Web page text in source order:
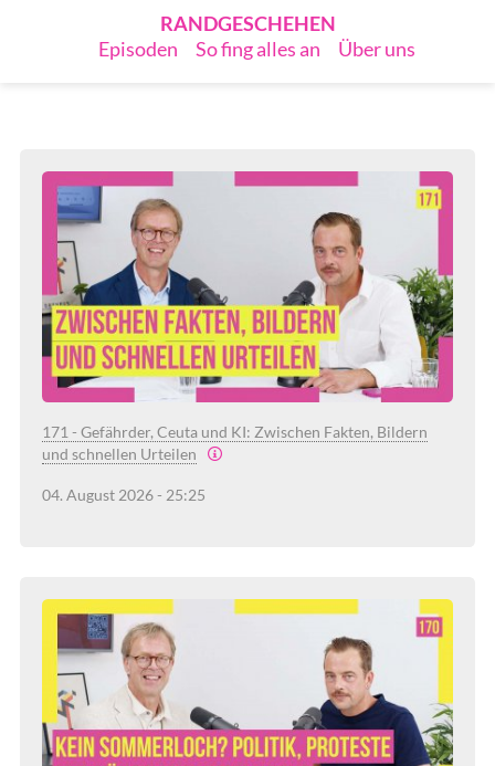
RANDGESCHEHEN
Episoden
So fing alles an Über uns
171 - Gefährder, Ceuta und KI: Zwischen Fakten, Bildern
und schnellen Urteilen
04. August 2026 - 25:25